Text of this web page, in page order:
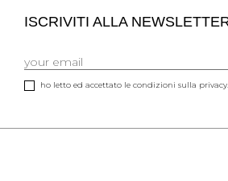
ISCRIVITI ALLA
ho letto ed accettato le condizioni sulla privacy.